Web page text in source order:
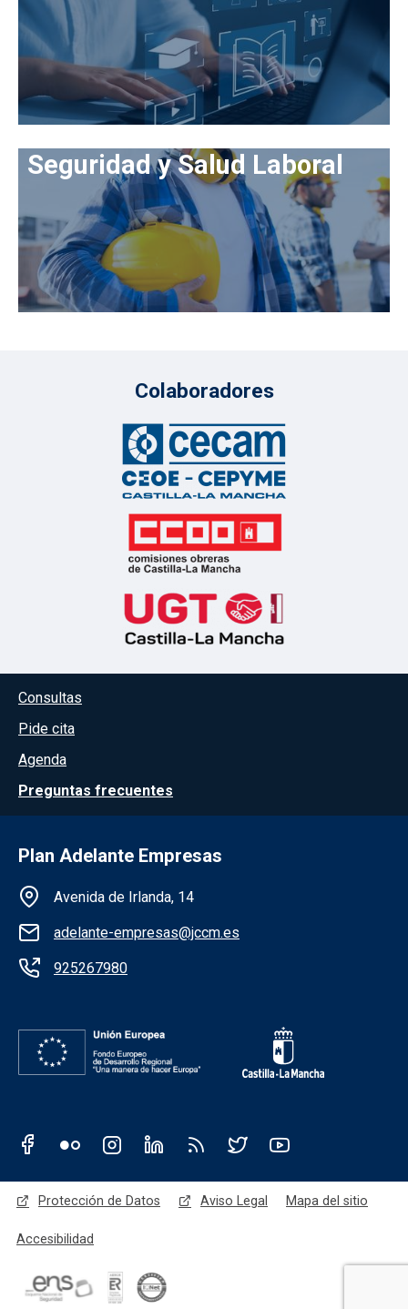
Seguridad y Salud Laboral
Colaboradores
Menú del pie
Consultas
Pide cita
Agenda
Preguntas frecuentes
Plan Adelante Empresas
Información de la institución
Avenida de Irlanda, 14
adelante-empresas@jccm.es
925267980
Redes sociales JCCM
Menú legal
Protección de Datos Aviso Legal Mapa del sitio
Accesibilidad